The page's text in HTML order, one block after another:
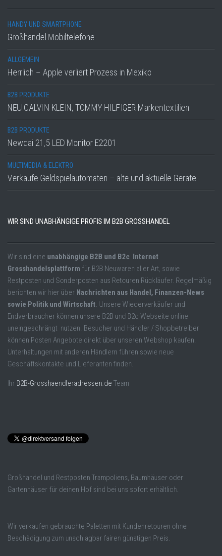
HANDY UND SMARTPHONE
Großhandel Mobiltelefone
ALLGEMEIN
Herrlich – Apple verliert Prozess in Mexiko
B2B PRODUKTE
NEU CALVIN KLEIN, TOMMY HILFIGER Markentextilien
B2B PRODUKTE
Newdai 21,5 LED Monitor E2201
MULTIMEDIA & ELEKTRO
Verkaufe Geldspielautomaten – alte und aktuelle Geräte
WIR SIND UNABHÄNGIGE PROFIS IM B2B GROSSHANDEL
Wir sind eine unabhängige B2B und B2c Internet
Grosshandelsplattform für B2B Neuwaren aller Art, sowie
Restposten und Sonderposten aus Retouren Rückläufer. Regelmäßig
berichten wir hier über Nachrichten aus Handel, Finanzen-News
sowie Politik und Wirtschaft. Unsere Wiederverkäufer und
Endverbraucher können unsere B2B und B2c Webseite online
uneingeschrängt nutzen. Besucher und Händler / Shopbetreiber
können Posten Angebote direkt über unseren Webshop kaufen.
Unterhaltungen mit anderen Händlern führen sowie neue
Geschäftskontakte und Lieferanten finden.
Ihr B2B-Grosshaendleradressen.de Team
Großhandel und Restposten Trampoliens, Baumhäuser oder
Gartenhäuser für deinen Hof sind bei uns sofort erhältlich.
Wir verkaufen gebrauchte Paletten mit Kundenretouren ohne
Beschädigung zum unschlagbar fairen günstigen Preis.